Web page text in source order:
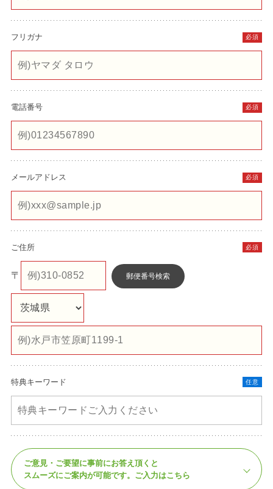
フリガナ 必須
電話番号 必須
メールアドレス 必須
ご住所 必須
〒 郵便番号検索
特典キーワード 任意
ご意見・ご要望に事前にお答え頂くと
スムーズにご案内が可能です。 ご入力はこちら